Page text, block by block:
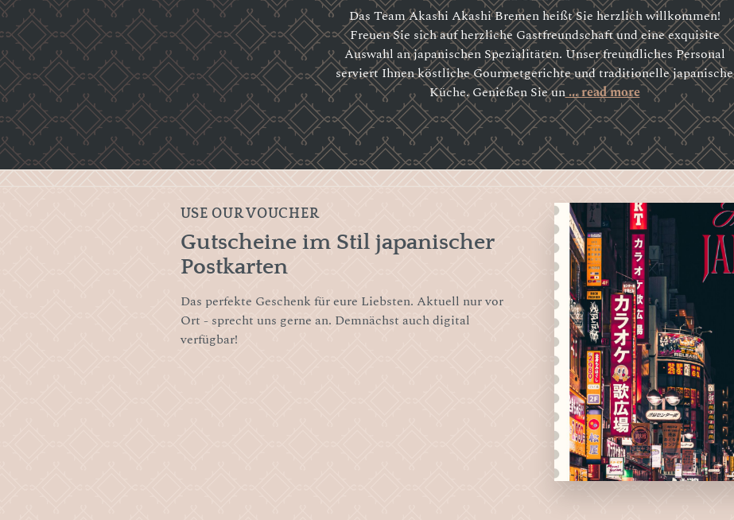
Das Team Akashi Akashi Bremen heißt Sie herzlich willkommen!
Freuen Sie sich auf herzliche Gastfreundschaft und eine exquisite
Auswahl an japanischen Spezialitäten. Unser freundliches Personal
serviert Ihnen köstliche Gourmetgerichte und traditionelle japanische
Küche. Genießen Sie un... read more
USE OUR VOUCHER
Gutscheine im Stil japanischer
Postkarten
Das perfekte Geschenk für eure Liebsten. Aktuell nur vor
Ort - sprecht uns gerne an. Demnächst auch digital
verfügbar!